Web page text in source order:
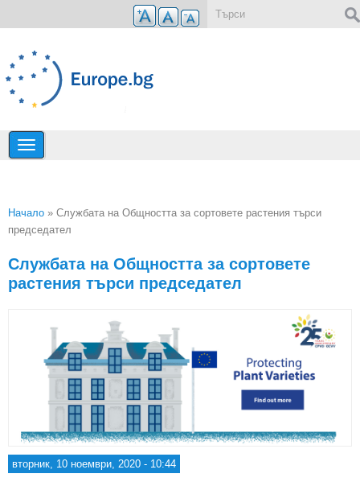
Премини към основното съдържание
Вие сте тук
Начало » Службата на Общността за сортовете растения търси
председател
Службата на Общността за сортовете
растения търси председател
вторник, 10 ноември, 2020 - 10:44